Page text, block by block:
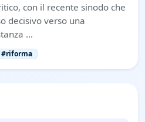
con il recente sinodo che
decisivo verso una
…
#riforma